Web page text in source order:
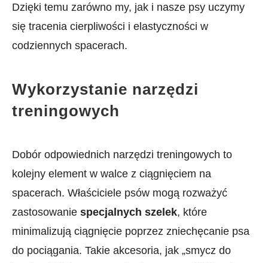
Dzięki temu zarówno my, jak i nasze​ psy uczymy
się tracenia cierpliwości i elastyczności w
codziennych spacerach.
Wykorzystanie narzędzi
treningowych
Dobór odpowiednich narzędzi treningowych to
kolejny⁢ element w walce ⁣z ciągnięciem na
spacerach. Właściciele psów mogą rozważyć
zastosowanie specjalnych ‌szelek, które
minimalizują ciągnięcie poprzez zniechęcanie psa
do pociągania.⁣ Takie akcesoria, ‍jak „smycz‍ do